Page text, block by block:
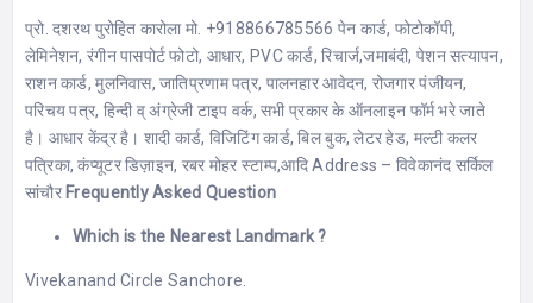
प्रो. दशरथ पुरोहित कारोला मो. +918866785566 पेन कार्ड, फोटोकॉपी,
लेमिनेशन, रंगीन पासपोर्ट फोटो, आधार, PVC कार्ड, रिचार्ज,जमाबंदी, पेशन सत्यापन,
राशन कार्ड, मुलनिवास, जातिप्रणाम पत्र, पालनहार आवेदन, रोजगार पंजीयन,
परिचय पत्र, हिन्दी व् अंग्रेजी टाइप वर्क, सभी प्रकार के ऑनलाइन फॉर्म भरे जाते
है। आधार केंद्र है। शादी कार्ड, विजिटिंग कार्ड, बिल बुक, लेटर हेड, मल्टी कलर
पत्रिका, कंप्यूटर डिज़ाइन, रबर मोहर स्टाम्प,आदि Address – विवेकानंद सर्किल
सांचौर Frequently Asked Question
Which is the Nearest Landmark ?
Vivekanand Circle Sanchore.